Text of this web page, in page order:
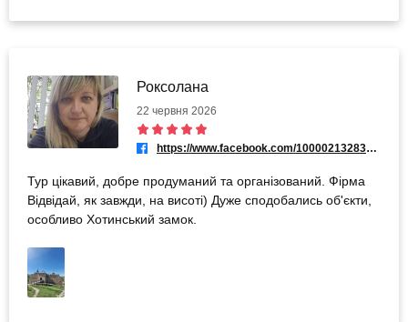
Подорож подарувала багато позитивних емоцій та
Роксолана
22 червня 2026
https://www.facebook.com/100002132838744
Тур цікавий, добре продуманий та організований. Фірма
Відвідай, як завжди, на висоті) Дуже сподобались об'єкти,
особливо Хотинський замок.